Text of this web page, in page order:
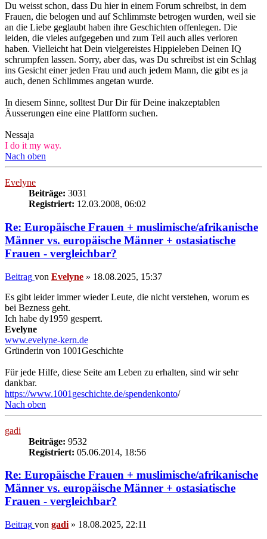
Du weisst schon, dass Du hier in einem Forum schreibst, in dem
Frauen, die belogen und auf Schlimmste betrogen wurden, weil sie
an die Liebe geglaubt haben ihre Geschichten offenlegen. Die
leiden, die vieles aufgegeben und zum Teil auch alles verloren
haben. Vielleicht hat Dein vielgereistes Hippieleben Deinen IQ
schrumpfen lassen. Sorry, aber das, was Du schreibst ist ein Schlag
ins Gesicht einer jeden Frau und auch jedem Mann, die gibt es ja
auch, denen Schlimmes angetan wurde.
In diesem Sinne, solltest Dur Dir für Deine inakzeptablen
Äusserungen eine eine Plattform suchen.
Nessaja
I do it my way.
Nach oben
Evelyne
Beiträge: 3031
Registriert: 12.03.2008, 06:02
Re: Europäische Frauen + muslimische/afrikanische
Männer vs. europäische Männer + ostasiatische
Frauen - vergleichbar?
Beitrag von Evelyne » 18.08.2025, 15:37
Es gibt leider immer wieder Leute, die nicht verstehen, worum es
bei Bezness geht.
Ich habe dy1959 gesperrt.
Evelyne
www.evelyne-kern.de
Gründerin von 1001Geschichte
Für jede Hilfe, diese Seite am Leben zu erhalten, sind wir sehr
dankbar.
https://www.1001geschichte.de/spendenkonto/
Nach oben
gadi
Beiträge: 9532
Registriert: 05.06.2014, 18:56
Re: Europäische Frauen + muslimische/afrikanische
Männer vs. europäische Männer + ostasiatische
Frauen - vergleichbar?
Beitrag von gadi » 18.08.2025, 22:11